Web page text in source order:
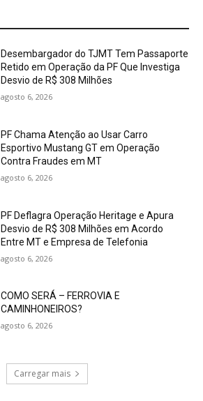
Desembargador do TJMT Tem Passaporte
Retido em Operação da PF Que Investiga
Desvio de R$ 308 Milhões
agosto 6, 2026
PF Chama Atenção ao Usar Carro
Esportivo Mustang GT em Operação
Contra Fraudes em MT
agosto 6, 2026
PF Deflagra Operação Heritage e Apura
Desvio de R$ 308 Milhões em Acordo
Entre MT e Empresa de Telefonia
agosto 6, 2026
COMO SERÁ – FERROVIA E
CAMINHONEIROS?
agosto 6, 2026
Carregar mais